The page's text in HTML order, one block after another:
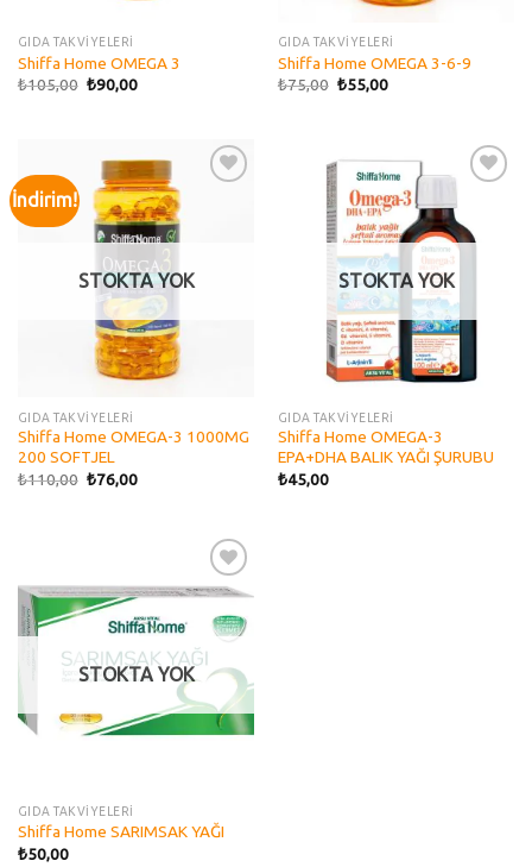
GIDA TAKVİYELERİ
Shiffa Home OMEGA 3
₺105,00 ₺90,00
GIDA TAKVİYELERİ
Shiffa Home OMEGA 3-6-9
₺75,00 ₺55,00
İndirim!
STOKTA YOK
GIDA TAKVİYELERİ
Shiffa Home OMEGA-3 1000MG
200 SOFTJEL
₺110,00 ₺76,00
wishlist
STOKTA YOK
GIDA TAKVİYELERİ
Shiffa Home OMEGA-3
EPA+DHA BALIK YAĞI ŞURUBU
₺45,00
Add to
STOKTA YOK
GIDA TAKVİYELERİ
Shiffa Home SARIMSAK YAĞI
₺50,00